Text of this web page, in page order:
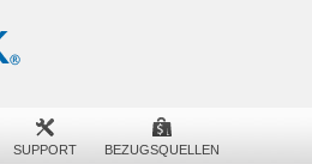
SUPPORT BEZUGSQUELLEN